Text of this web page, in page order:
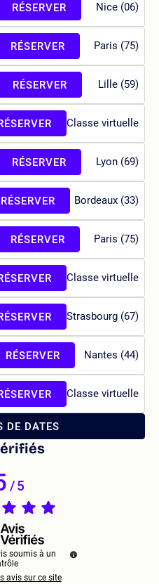
Nice (06)
RÉSERVER
Paris (75)
RÉSERVER
Lille (59)
RÉSERVER
Classe virtuelle
Lyon (69)
RÉSERVER
Bordeaux (33)
RÉSERVER
Paris (75)
RÉSERVER
Classe virtuelle
Strasbourg (67)
Nantes (44)
RÉSERVER
Classe virtuelle
DE DATES
/5
soumis à un
avis sur ce site